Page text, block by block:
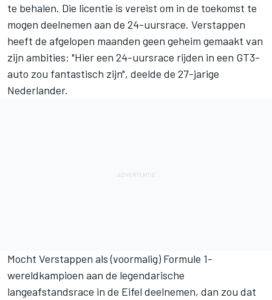
te behalen. Die licentie is vereist om in de toekomst te
mogen deelnemen aan de 24-uursrace. Verstappen
heeft de afgelopen maanden geen geheim gemaakt van
zijn ambities: "Hier een 24-uursrace rijden in een GT3-
auto zou fantastisch zijn", deelde de 27-jarige
Nederlander.
Mocht Verstappen als (voormalig) Formule 1-
wereldkampioen aan de legendarische
langeafstandsrace in de Eifel deelnemen, dan zou dat